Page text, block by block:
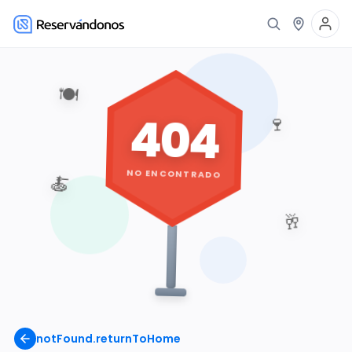
notFound.returnToHome
🍽️
🍷
🥂
🍝
404
NO ENCONTRADO